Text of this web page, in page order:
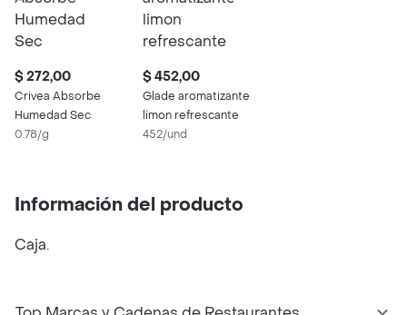
$ 272,00
Crivea Absorbe
Humedad Sec
0.78/g
$ 452,00
Glade aromatizante
limon refrescante
452/und
Información del producto
Caja.